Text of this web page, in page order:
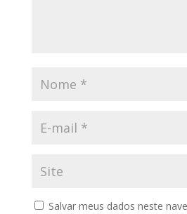
Salvar meus dados neste